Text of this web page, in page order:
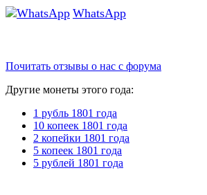
WhatsApp
Почитать отзывы о нас с форума
Другие монеты этого года:
1 рубль 1801 года
10 копеек 1801 года
2 копейки 1801 года
5 копеек 1801 года
5 рублей 1801 года